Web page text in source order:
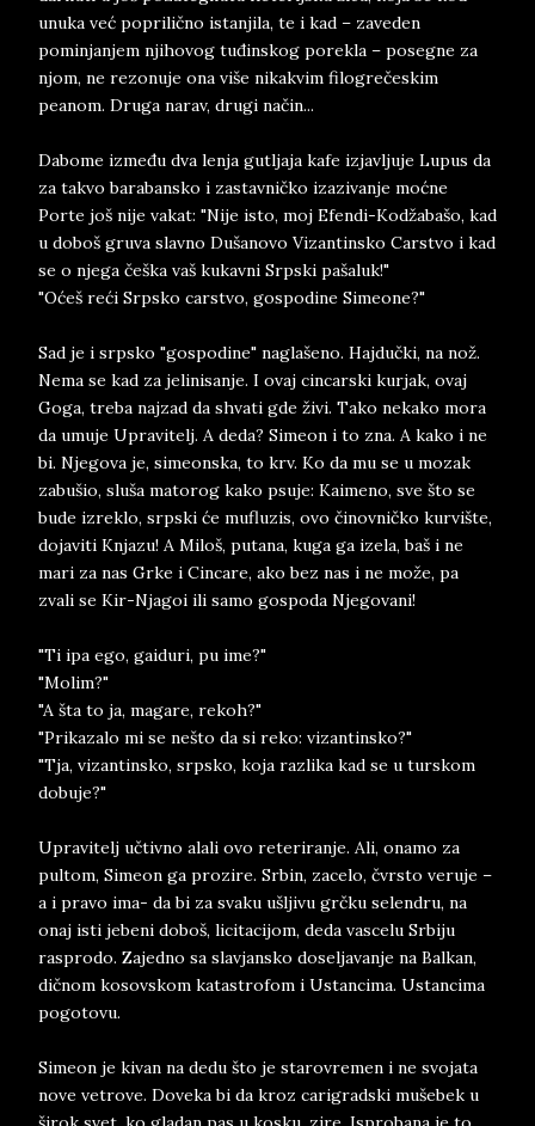
unuka već poprilično istanjila, te i kad – zaveden
pominjanjem njihovog tuđinskog porekla – posegne za
njom, ne rezonuje ona više nikakvim filogrečeskim
peanom. Druga narav, drugi način...
Dabome između dva lenja gutljaja kafe izjavljuje Lupus da
za takvo barabansko i zastavničko izazivanje moćne
Porte još nije vakat: "Nije isto, moj Efendi-Kodžabašo, kad
u doboš gruva slavno Dušanovo Vizantinsko Carstvo i kad
se o njega češka vaš kukavni Srpski pašaluk!"
"Oćeš reći Srpsko carstvo, gospodine Simeone?"
Sad je i srpsko "gospodine" naglašeno. Hajdučki, na nož.
Nema se kad za jelinisanje. I ovaj cincarski kurjak, ovaj
Goga, treba najzad da shvati gde živi. Tako nekako mora
da umuje Upravitelj. A deda? Simeon i to zna. A kako i ne
bi. Njegova je, simeonska, to krv. Ko da mu se u mozak
zabušio, sluša matorog kako psuje: Kaimeno, sve što se
bude izreklo, srpski će mufluzis, ovo činovničko kurvište,
dojaviti Knjazu! A Miloš, putana, kuga ga izela, baš i ne
mari za nas Grke i Cincare, ako bez nas i ne može, pa
zvali se Kir-Njagoi ili samo gospoda Njegovani!
"Ti ipa ego, gaiduri, pu ime?"
"Molim?"
"A šta to ja, magare, rekoh?"
"Prikazalo mi se nešto da si reko: vizantinsko?"
"Tja, vizantinsko, srpsko, koja razlika kad se u turskom
dobuje?"
Upravitelj učtivno alali ovo reteriranje. Ali, onamo za
pultom, Simeon ga prozire. Srbin, zacelo, čvrsto veruje –
a i pravo ima- da bi za svaku ušljivu grčku selendru, na
onaj isti jebeni doboš, licitacijom, deda vascelu Srbiju
rasprodo. Zajedno sa slavjansko doseljavanje na Balkan,
dičnom kosovskom katastrofom i Ustancima. Ustancima
pogotovu.
Simeon je kivan na dedu što je starovremen i ne svojata
nove vetrove. Doveka bi da kroz carigradski mušebek u